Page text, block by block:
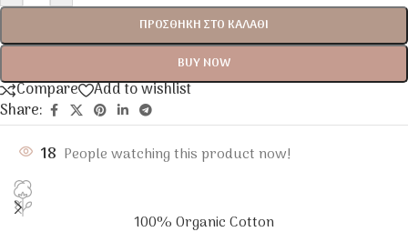
ΠΡΟΣΘΉΚΗ ΣΤΟ ΚΑΛΆΘΙ
BUY NOW
Compare
Add to wishlist
Share:
18 People watching this product now!
100% Organic Cotton